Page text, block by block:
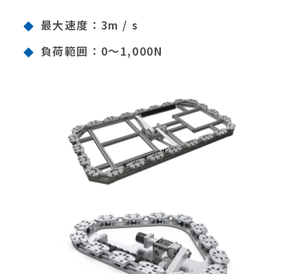
最大速度：3m / s
負荷範囲：0〜1,000N